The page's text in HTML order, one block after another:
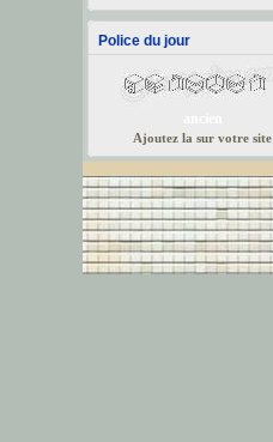
Police du jour
Ajoutez la sur votre site